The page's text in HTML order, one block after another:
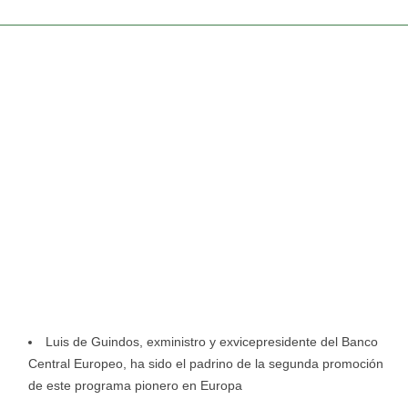
Luis de Guindos, exministro y exvicepresidente del Banco
Central Europeo, ha sido el padrino de la segunda promoción
de este programa pionero en Europa